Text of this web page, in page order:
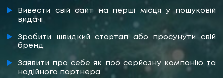
Вивести свій сайт на перші місця у пошуковій
видачі
Зробити швидкий стартап або просунути свій
бренд
Заявити про себе як про серйозну компанію та
надійного партнера